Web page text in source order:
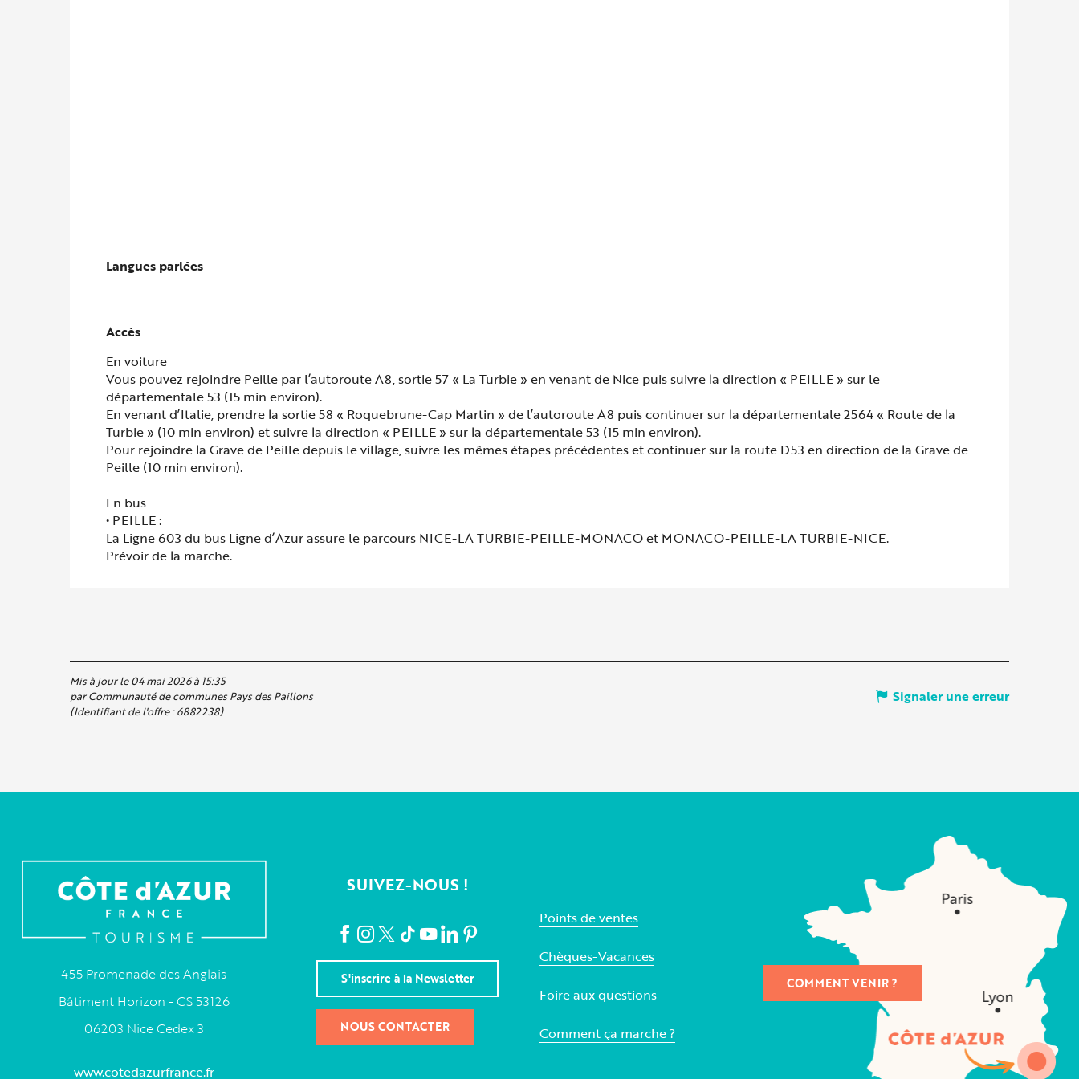
Langues parlées
Langues parlées
Accès
Accès
En voiture
Vous pouvez rejoindre Peille par l’autoroute A8, sortie 57 « La Turbie » en venant de Nice puis suivre la direction « PEILLE » sur le
départementale 53 (15 min environ).
En venant d’Italie, prendre la sortie 58 « Roquebrune-Cap Martin » de l’autoroute A8 puis continuer sur la départementale 2564 « Route de la
Turbie » (10 min environ) et suivre la direction « PEILLE » sur la départementale 53 (15 min environ).
Pour rejoindre la Grave de Peille depuis le village, suivre les mêmes étapes précédentes et continuer sur la route D53 en direction de la Grave de
Peille (10 min environ).
En bus
• PEILLE :
La Ligne 603 du bus Ligne d’Azur assure le parcours NICE-LA TURBIE-PEILLE-MONACO et MONACO-PEILLE-LA TURBIE-NICE.
Prévoir de la marche.
Mis à jour le 04 mai 2026 à 15:35
par Communauté de communes Pays des Paillons
(Identifiant de l'offre :6882238)
Signaler une erreur
455 Promenade des Anglais
Bâtiment Horizon - CS 53126
06203 Nice Cedex 3
www.cotedazurfrance.fr
SUIVEZ-NOUS !
S'inscrire à la Newsletter
NOUS CONTACTER
Points de ventes
Chèques-Vacances
Foire aux questions
Comment ça marche ?
COMMENT VENIR ?